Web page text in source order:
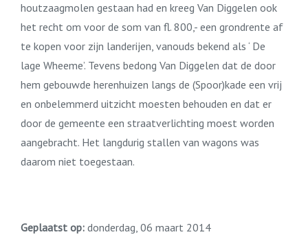
houtzaagmolen gestaan had en kreeg Van Diggelen ook
het recht om voor de som van fl. 800,- een grondrente af
te kopen voor zijn landerijen, vanouds bekend als ‘ De
lage Wheeme’. Tevens bedong Van Diggelen dat de door
hem gebouwde herenhuizen langs de (Spoor)kade een vrij
en onbelemmerd uitzicht moesten behouden en dat er
door de gemeente een straatverlichting moest worden
aangebracht. Het langdurig stallen van wagons was
daarom niet toegestaan.
Geplaatst op: donderdag, 06 maart 2014